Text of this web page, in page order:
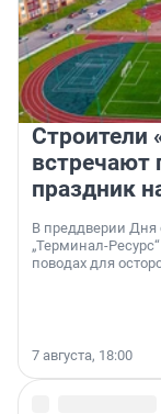
Строители
встречают
праздник
В преддверии Дня
„Терминал-
поводах для
7 августа, 18:00